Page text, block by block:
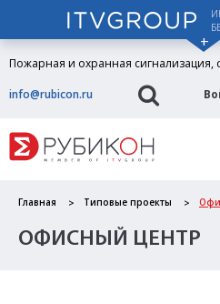
Пожарная и охранная сигнализация,
info@rubicon.ru
Главная Типовые проекты
ОФИСНЫЙ ЦЕНТР